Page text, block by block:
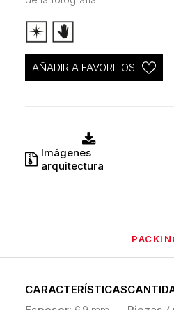
AÑADIR A FAVORITOS
Imágenes
arquitectura
CARACTERÍSTICAS